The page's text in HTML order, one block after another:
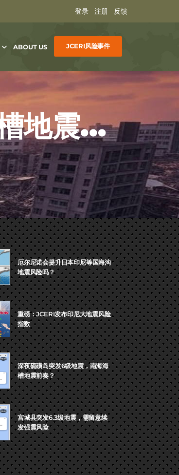
登录 注册 反馈
ABOUT US JCERI风险事件
深夜硫磺岛突发6级地震，南海海槽地震前奏？
厄尔尼诺会提升日本印尼等国海沟
地震风险吗？
重磅：JCERI发布印尼大地震风险
指数
深夜硫磺岛突发6级地震，南海海
槽地震前奏？
宫城县突发6.3级地震，需留意续
发强震风险